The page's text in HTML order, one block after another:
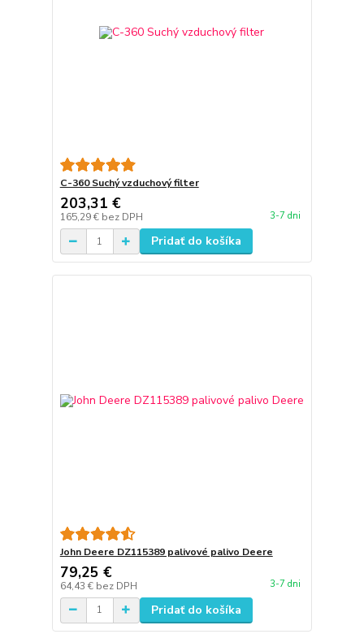
C-360 Suchý vzduchový filter
203,31 €
165,29 € bez DPH 3-7 dni
Pridať do košíka
John Deere DZ115389 palivové palivo Deere
79,25 €
64,43 € bez DPH 3-7 dni
Pridať do košíka